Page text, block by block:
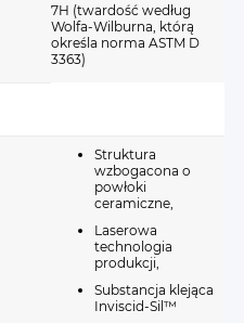
7H (twardość według
Wolfa-Wilburna, którą
określa norma ASTM D
3363)
Struktura
wzbogacona o
powłoki
ceramiczne,
Laserowa
technologia
produkcji,
Substancja klejąca
Inviscid-Sil™